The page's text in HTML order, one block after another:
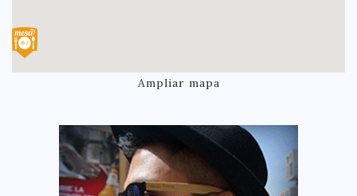
Ampliar mapa